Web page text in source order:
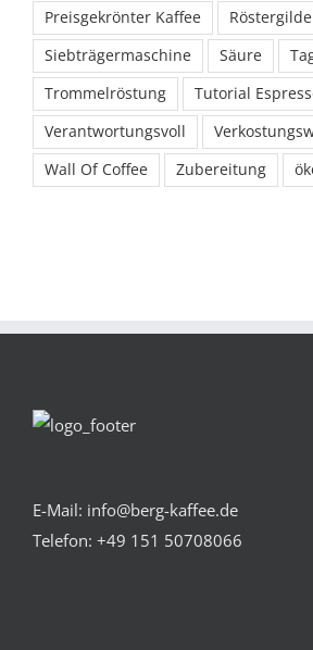
Preisgekrönter Kaffee
Röstergilde
Siebträgermaschine
Säure
Trommelröstung
Tutorial
Verantwortungsvoll
Wall Of Coffee
Zubereitung
E-Mail: info@berg-kaffee.de
Telefon: +49 151 50708066